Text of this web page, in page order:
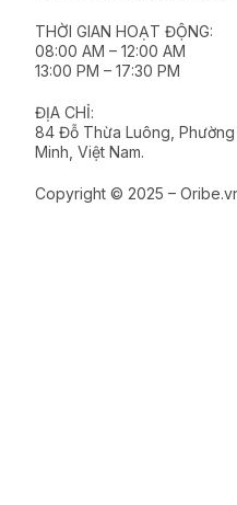
THỜI GIAN HOẠT ĐỘNG:
08:00 AM – 12:00 AM
13:00 PM – 17:30 PM
ĐỊA CHỈ:
84 Đỗ Thừa Luông,
Minh, Việt Nam.
Copyright © 2025 –